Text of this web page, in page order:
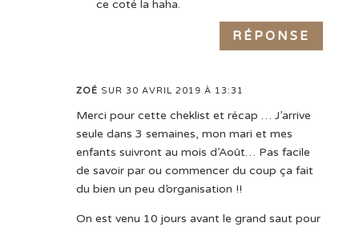
ce coté la haha.
RÉPONSE
ZOÉ SUR 30 AVRIL 2019 À 13:31
Merci pour cette cheklist et récap … J’arrive
seule dans 3 semaines, mon mari et mes
enfants suivront au mois d’Août… Pas facile
de savoir par ou commencer du coup ça fait
du bien un peu d’organisation !!
On est venu 10 jours avant le grand saut pour